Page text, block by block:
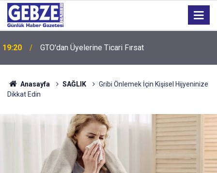
19:20 GTO'dan Üyelerine Ticari Fırsat
Anasayfa SAĞLIK
Gribi Önlemek İçin Kişisel Hijyeninize
Dikkat Edin